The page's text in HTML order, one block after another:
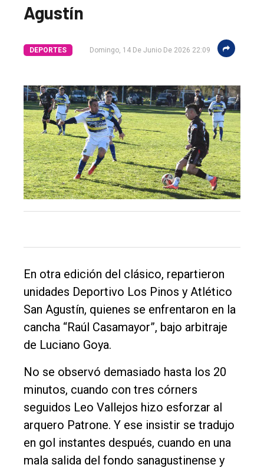
El
único
DIARIO
Balcarce
Inicio
Política
Cultura
Entrevistas
Rural
Deportes
Fúnebres
Edición
Empresa
Nosotros
Agustín
DEPORTES Domingo, 14 De Junio De 2026 22:09
En otra edición del clásico, repartieron
unidades Deportivo Los Pinos y Atlético
San Agustín, quienes se enfrentaron en la
cancha “Raúl Casamayor”, bajo arbitraje
de Luciano Goya.
No se observó demasiado hasta los 20
minutos, cuando con tres córners
seguidos Leo Vallejos hizo esforzar al
arquero Patrone. Y ese insistir se tradujo
en gol instantes después, cuando en una
mala salida del fondo sanagustinense y